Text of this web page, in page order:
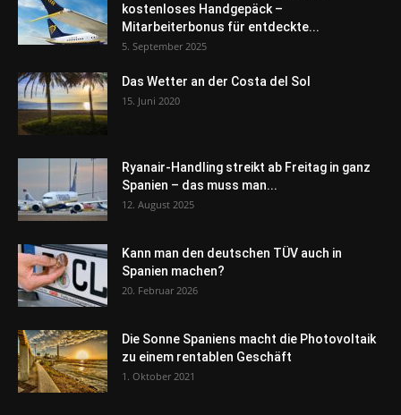
kostenloses Handgepäck –
Mitarbeiterbonus für entdeckte...
5. September 2025
Das Wetter an der Costa del Sol
15. Juni 2020
Ryanair-Handling streikt ab Freitag in ganz
Spanien – das muss man...
12. August 2025
Kann man den deutschen TÜV auch in
Spanien machen?
20. Februar 2026
Die Sonne Spaniens macht die Photovoltaik
zu einem rentablen Geschäft
1. Oktober 2021